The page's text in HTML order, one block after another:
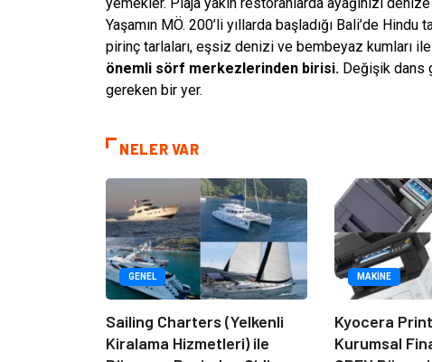
Yaşamın MÖ. 200’li yıllarda başladığı Bali’de
pirinç tarlaları, eşsiz denizi ve bembeyaz kumları
önemli sörf merkezlerinden birisi. Değişik dans
gereken bir yer.
NELER VAR
GENEL
Sailing Charters (Yelkenli
Kiralama Hizmetleri) ile
MAKINE
Kyocera
Kurumsal